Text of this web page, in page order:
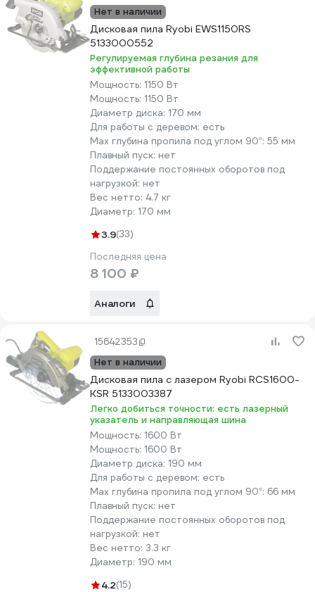
Нет в наличии
Дисковая пила Ryobi EWS1150RS
5133000552
Регулируемая глубина резания для
эффективной работы
Мощность: 1150 Вт
Мощность: 1150 Вт
Диаметр диска: 170 мм
Для работы с деревом: есть
Max глубина пропила под углом 90°: 55 мм
Плавный пуск: нет
Поддержание постоянных оборотов под
нагрузкой: нет
Вес нетто: 4.7 кг
Диаметр: 170 мм
3.9(33)
Последняя цена
8 100 ₽
Аналоги
15642353
Нет в наличии
Дисковая пила с лазером Ryobi RCS1600-
KSR 5133003387
Легко добиться точности: есть лазерный
указатель и направляющая шина
Мощность: 1600 Вт
Мощность: 1600 Вт
Диаметр диска: 190 мм
Для работы с деревом: есть
Max глубина пропила под углом 90°: 66 мм
Плавный пуск: нет
Поддержание постоянных оборотов под
нагрузкой: нет
Вес нетто: 3.3 кг
Диаметр: 190 мм
4.2(15)